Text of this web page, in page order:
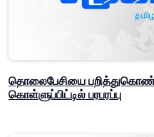
தொலைபேசியை
கொள்ளுப்பிட்டில் பரபரப்பு